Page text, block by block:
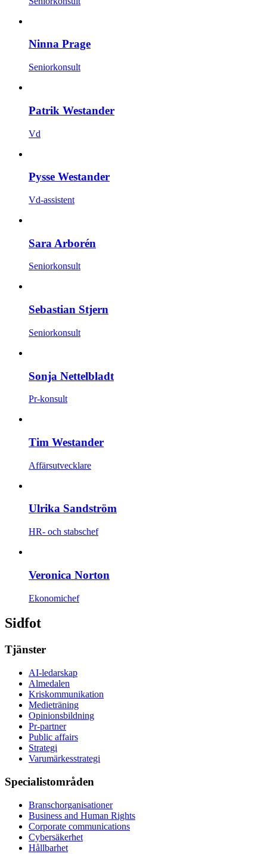
Ninna Prage
Seniorkonsult
Patrik Westander
Vd
Pysse Westander
Vd-assistent
Sara Arborén
Seniorkonsult
Sebastian Stjern
Seniorkonsult
Sonja Nettelbladt
Pr-konsult
Tim Westander
Affärsutvecklare
Ulrika Sandström
HR- och stabschef
Veronica Norton
Ekonomichef
Sidfot
Tjänster
AI-ledarskap
Almedalen
Kris­kommunikation
Medieträning
Opinionsbildning
Pr-partner
Public affairs
Strategi
Varumärkesstrategi
Specialistområden
Branschorganisationer
Business and Human Rights
Corporate communications
Cybersäkerhet
Hållbarhet